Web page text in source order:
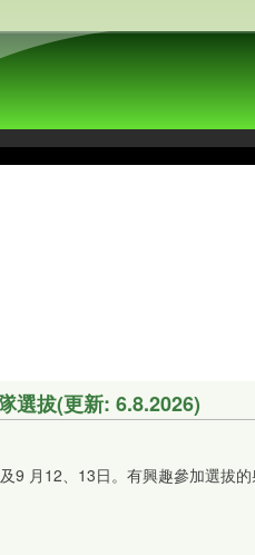
選拔(更新: 6.8.2026)
9 月12、13日。有興趣參加選拔